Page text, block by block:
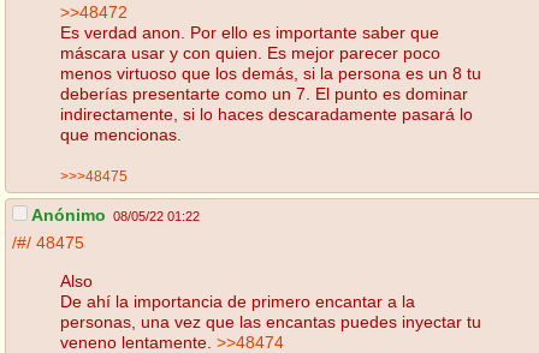
>>48472
Es verdad anon. Por ello es importante saber que
máscara usar y con quien. Es mejor parecer poco
menos virtuoso que los demás, si la persona es un 8 tu
deberías presentarte como un 7. El punto es dominar
indirectamente, si lo haces descaradamente pasará lo
que mencionas.
>>>48475
Anónimo 08/05/22 01:22
/#/ 48475
Also
De ahí la importancia de primero encantar a la
personas, una vez que las encantas puedes inyectar tu
veneno lentamente. >>48474